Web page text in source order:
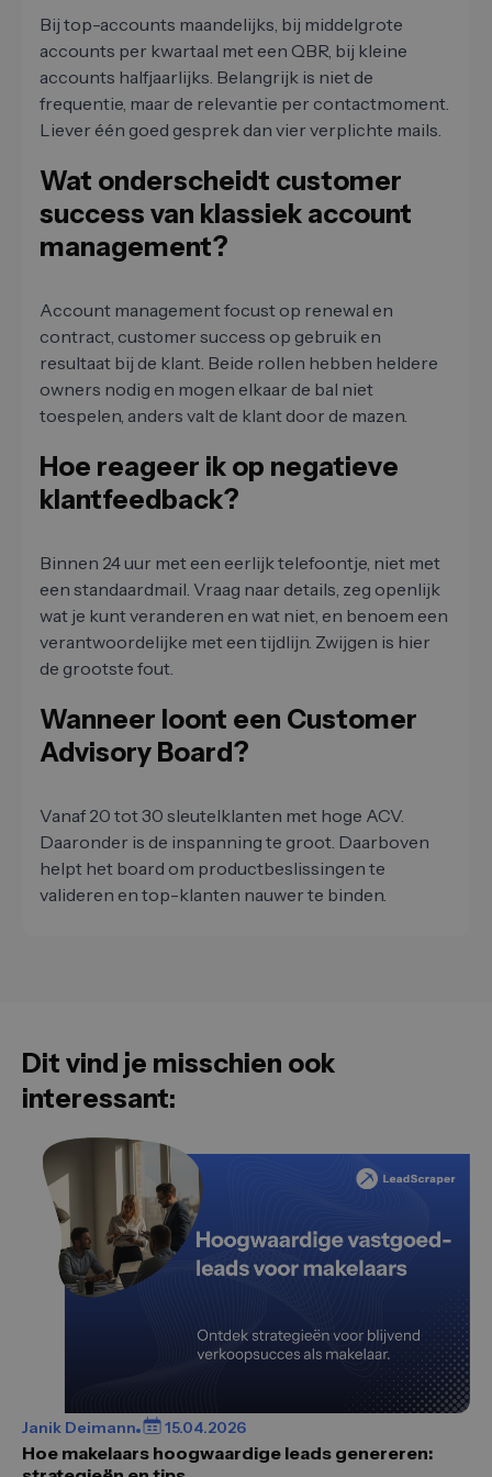
Bij top-accounts maandelijks, bij middelgrote
accounts per kwartaal met een QBR, bij kleine
accounts halfjaarlijks. Belangrijk is niet de
frequentie, maar de relevantie per contactmoment.
Liever één goed gesprek dan vier verplichte mails.
Wat onderscheidt customer
success van klassiek account
management?
Account management focust op renewal en
contract, customer success op gebruik en
resultaat bij de klant. Beide rollen hebben heldere
owners nodig en mogen elkaar de bal niet
toespelen, anders valt de klant door de mazen.
Hoe reageer ik op negatieve
klantfeedback?
Binnen 24 uur met een eerlijk telefoontje, niet met
een standaardmail. Vraag naar details, zeg openlijk
wat je kunt veranderen en wat niet, en benoem een
verantwoordelijke met een tijdlijn. Zwijgen is hier
de grootste fout.
Wanneer loont een Customer
Advisory Board?
Vanaf 20 tot 30 sleutelklanten met hoge ACV.
Daaronder is de inspanning te groot. Daarboven
helpt het board om productbeslissingen te
valideren en top-klanten nauwer te binden.
Dit vind je misschien ook
interessant:
Janik Deimann 15.04.2026
Hoe makelaars hoogwaardige leads genereren: